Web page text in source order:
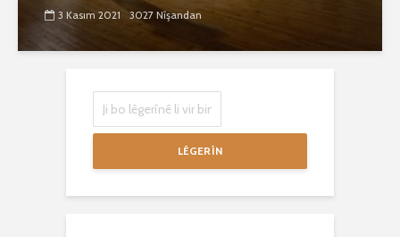
3 Kasım 2021 3027 Nîşandan
LÊGERÎN